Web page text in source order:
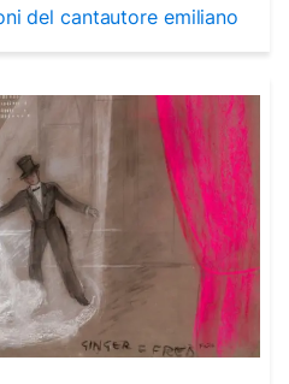
del cantautore emiliano